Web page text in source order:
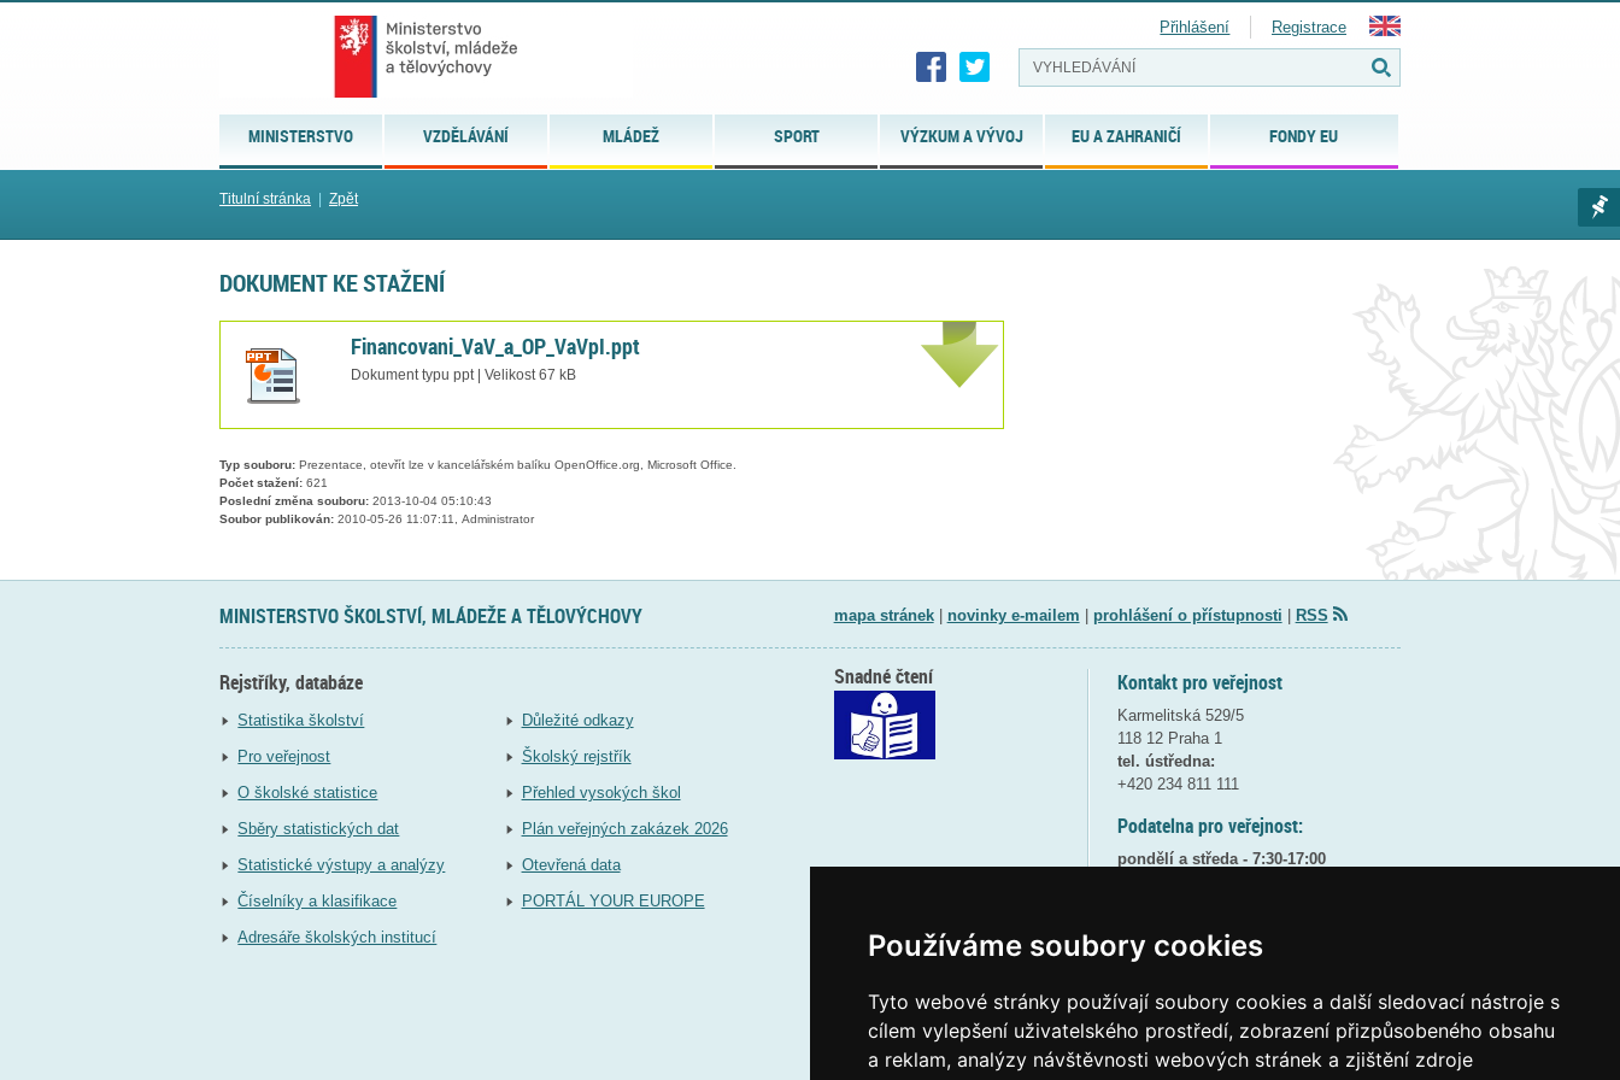
Používáme soubory cookies
Tyto webové stránky používají soubory cookies a další sledovací nástroje s
cílem vylepšení uživatelského prostředí, zobrazení přizpůsobeného obsahu
a reklam, analýzy návštěvnosti webových stránek a zjištění zdroje
MINISTERSTVO VZDĚLÁVÁNÍ MLÁDEŽ SPORT VÝZKUM A VÝVOJ EU A ZAHRANIČÍ FONDY EU
Přihlášení Registrace
Titulní stránka Zpět
DOKUMENT KE STAŽENÍ
Financovani_VaV_a_OP_VaVpI.ppt
Dokument typu ppt | Velikost 67 kB
Typ souboru: Prezentace, otevřít lze v kancelářském balíku OpenOffice.org, Microsoft Office.
Počet stažení: 621
Poslední změna souboru: 2013-10-04 05:10:43
Soubor publikován: 2010-05-26 11:07:11, Administrator
MINISTERSTVO ŠKOLSTVÍ, MLÁDEŽE A TĚLOVÝCHOVY mapa stránek| novinky e-mailem prohlášení o přístupnosti RSS
Rejstříky, databáze
Statistika školství
Pro veřejnost
O školské statistice
Sběry statistických dat
Statistické výstupy a analýzy
Číselníky a klasifikace
Adresáře školských institucí
Důležité odkazy
Školský rejstřík
Přehled vysokých škol
Plán veřejných zakázek 2026
Otevřená data
PORTÁL YOUR EUROPE
Kontakt pro veřejnost
Karmelitská 529/5
118 12 Praha 1
tel. ústředna:
+420 234 811 111
Podatelna pro veřejnost:
pondělí a středa - 7:30-17:00
8:30 - 9:30 - bezpečnostní přestávka
Elektronická podatelna:
posta@msmtgov cz
Snadné čtení